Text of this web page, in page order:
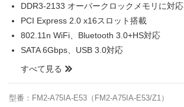
DDR3-2133 オーバークロックメモリに対応
PCI Express 2.0 x16スロット搭載
802.11n WiFi、Bluetooth 3.0+HS対応
SATA 6Gbps、USB 3.0対応
すべて見る
型番：FM2-A75IA-E53（FM2-A75IA-E53/Z1）